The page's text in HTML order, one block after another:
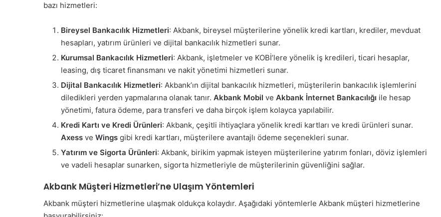
bazı hizmetleri:
Bireysel Bankacılık Hizmetleri: Akbank, bireysel müşterilerine yönelik kredi kartları, krediler, mevduat
hesapları, yatırım ürünleri ve dijital bankacılık hizmetleri sunar.
Kurumsal Bankacılık Hizmetleri: Akbank, işletmeler ve KOBİ’lere yönelik iş kredileri, ticari hesaplar,
leasing, dış ticaret finansmanı ve nakit yönetimi hizmetleri sunar.
Dijital Bankacılık Hizmetleri: Akbank’ın dijital bankacılık hizmetleri, müşterilerin bankacılık işlemlerini
diledikleri yerden yapmalarına olanak tanır. Akbank Mobil ve Akbank İnternet Bankacılığı ile hesap
yönetimi, fatura ödeme, para transferi ve daha birçok işlem kolayca yapılabilir.
Kredi Kartı ve Kredi Ürünleri: Akbank, çeşitli ihtiyaçlara yönelik kredi kartları ve kredi ürünleri sunar.
Axess ve Wings gibi kredi kartları, müşterilere avantajlı ödeme seçenekleri sunar.
Yatırım ve Sigorta Ürünleri: Akbank, birikim yapmak isteyen müşterilerine yatırım fonları, döviz işlemleri
ve vadeli hesaplar sunarken, sigorta hizmetleriyle de müşterilerinin güvenliğini sağlar.
Akbank Müşteri Hizmetleri’ne Ulaşım Yöntemleri
Akbank müşteri hizmetlerine ulaşmak oldukça kolaydır. Aşağıdaki yöntemlerle Akbank müşteri hizmetlerine